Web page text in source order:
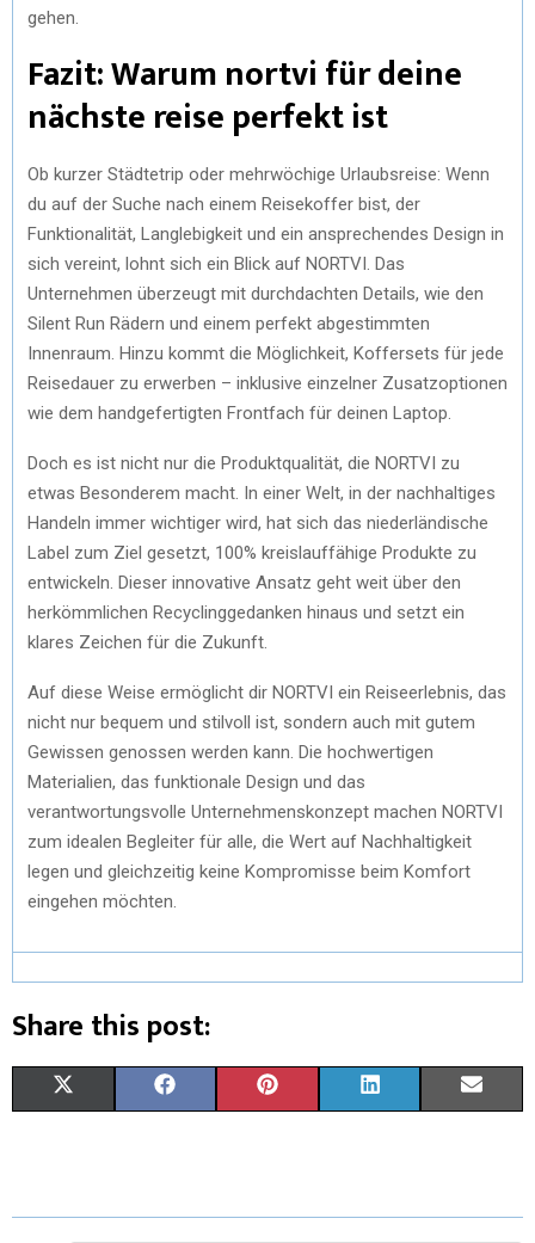
gehen.
Fazit: Warum nortvi für deine
nächste reise perfekt ist
Ob kurzer Städtetrip oder mehrwöchige Urlaubsreise: Wenn
du auf der Suche nach einem Reisekoffer bist, der
Funktionalität, Langlebigkeit und ein ansprechendes Design in
sich vereint, lohnt sich ein Blick auf NORTVI. Das
Unternehmen überzeugt mit durchdachten Details, wie den
Silent Run Rädern und einem perfekt abgestimmten
Innenraum. Hinzu kommt die Möglichkeit, Koffersets für jede
Reisedauer zu erwerben – inklusive einzelner Zusatzoptionen
wie dem handgefertigten Frontfach für deinen Laptop.
Doch es ist nicht nur die Produktqualität, die NORTVI zu
etwas Besonderem macht. In einer Welt, in der nachhaltiges
Handeln immer wichtiger wird, hat sich das niederländische
Label zum Ziel gesetzt, 100% kreislauffähige Produkte zu
entwickeln. Dieser innovative Ansatz geht weit über den
herkömmlichen Recyclinggedanken hinaus und setzt ein
klares Zeichen für die Zukunft.
Auf diese Weise ermöglicht dir NORTVI ein Reiseerlebnis, das
nicht nur bequem und stilvoll ist, sondern auch mit gutem
Gewissen genossen werden kann. Die hochwertigen
Materialien, das funktionale Design und das
verantwortungsvolle Unternehmenskonzept machen NORTVI
zum idealen Begleiter für alle, die Wert auf Nachhaltigkeit
legen und gleichzeitig keine Kompromisse beim Komfort
eingehen möchten.
Share this post:
W E T K I